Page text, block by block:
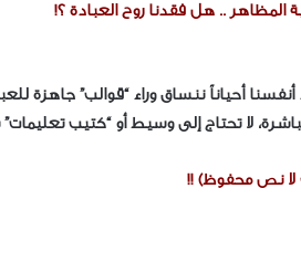
المظاهر .. هل فقدنا روح العبادة ؟!
أحياناً ننساق وراء “قوالب” جاهزة
لا تحتاج إلى وسيط أو “كتيب
لا نص محفوظ) !!